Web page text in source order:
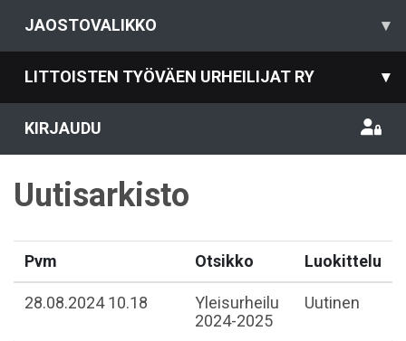
JAOSTOVALIKKO ▾
LITTOISTEN TYÖVÄEN URHEILIJAT RY ▾
KIRJAUDU
Uutisarkisto
Pvm Otsikko Luokittelu
28.08.2024 10.18
Yleisurheilu
2024-2025
Uutinen